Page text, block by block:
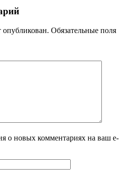
опубликован. Обязательные поля
о новых комментариях на ваш e-